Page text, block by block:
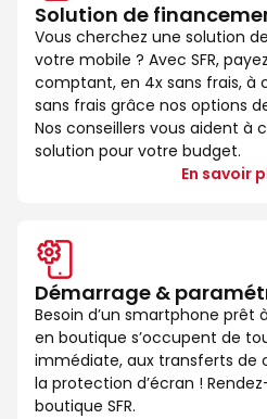
Solution de
Vous cherchez une solution
votre mobile ? Avec SFR,
comptant, en 4x sans frais, à
sans frais grâce nos options
Nos conseillers vous aident à
solution pour votre budget.
En savoir
Démarrage &
Besoin d’un smartphone prêt
en boutique s’occupent de
immédiate, aux transferts de
la protection d’écran !
boutique SFR.